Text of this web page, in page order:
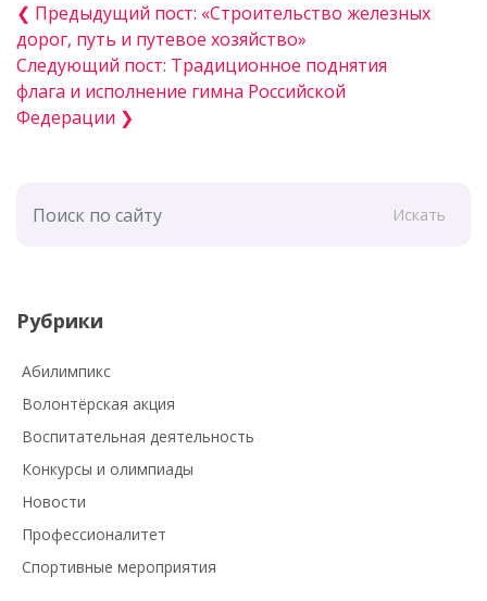
❮ Предыдущий пост: «Строительство железных
дорог, путь и путевое хозяйство»
Следующий пост: Традиционное поднятия
флага и исполнение гимна Российской
Федерации ❯
Искать
Рубрики
Абилимпикс
Волонтёрская акция
Воспитательная деятельность
Конкурсы и олимпиады
Новости
Профессионалитет
Спортивные мероприятия